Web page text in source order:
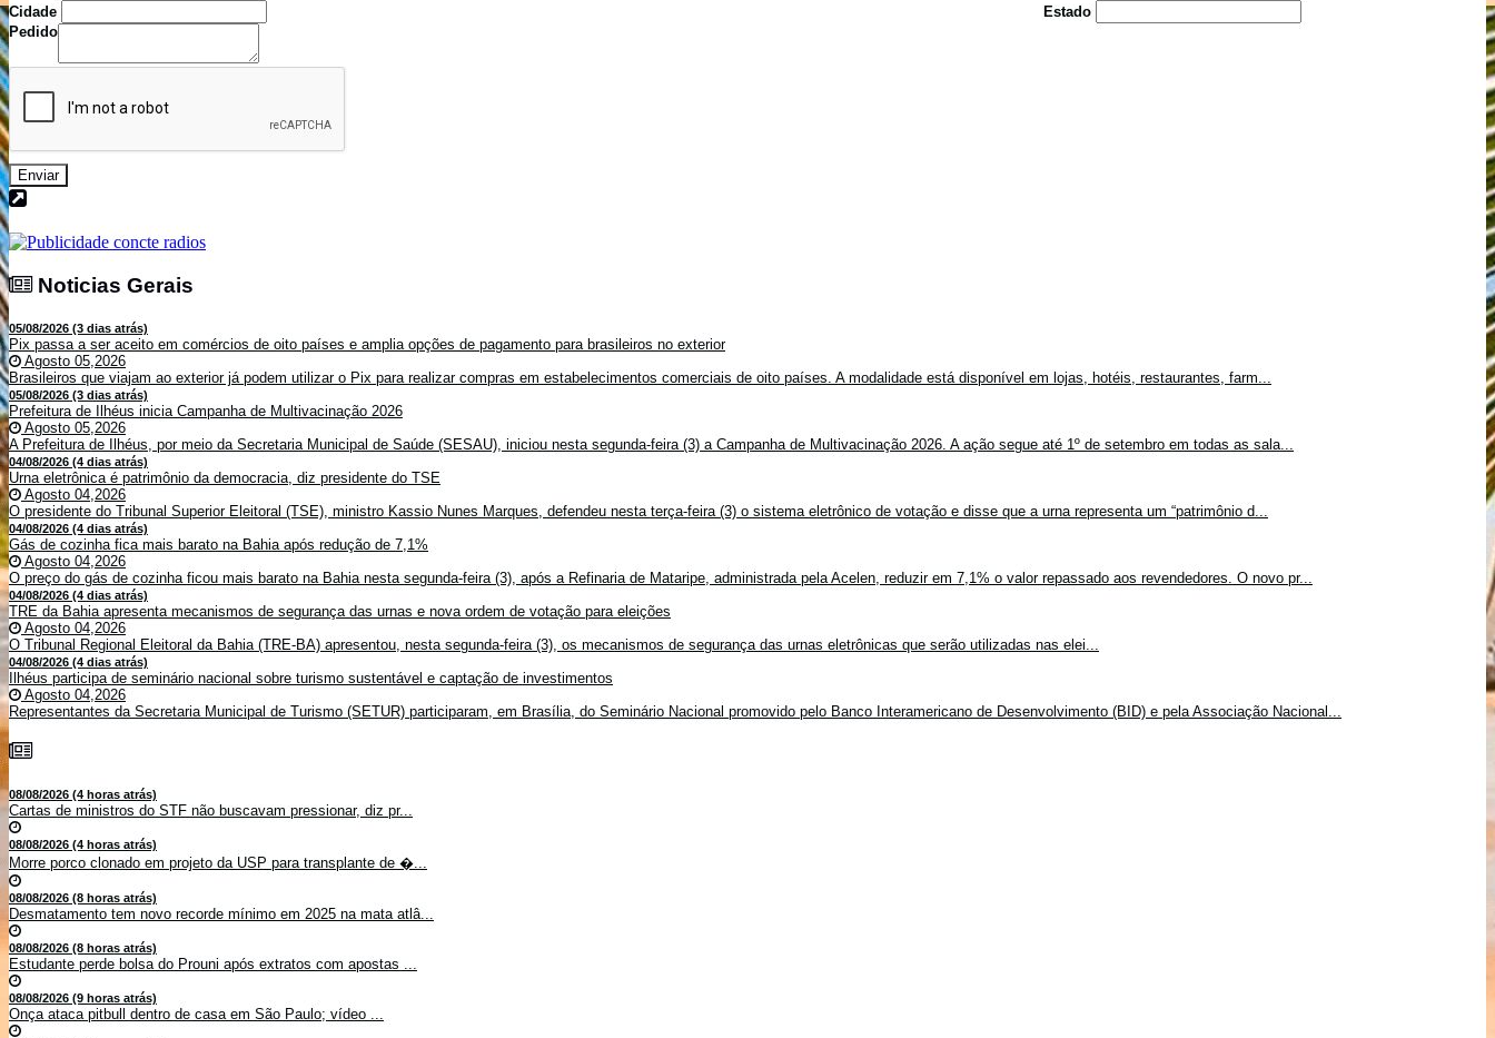
Cidade
Estado
Pedido
Enviar
Noticias Gerais
05/08/2026 (3 dias atrás)
Pix passa a ser aceito em comércios de oito países e amplia opções de pagamento para brasileiros no exterior
Agosto 05,2026
Brasileiros que viajam ao exterior já podem utilizar o Pix para realizar compras em estabelecimentos comerciais de oito países. A modalidade está disponível em lojas, hotéis, restaurantes, farm...
05/08/2026 (3 dias atrás)
Prefeitura de Ilhéus inicia Campanha de Multivacinação 2026
Agosto 05,2026
A Prefeitura de Ilhéus, por meio da Secretaria Municipal de Saúde (SESAU), iniciou nesta segunda-feira (3) a Campanha de Multivacinação 2026. A ação segue até 1º de setembro em todas as sala...
04/08/2026 (4 dias atrás)
Urna eletrônica é patrimônio da democracia, diz presidente do TSE
Agosto 04,2026
O presidente do Tribunal Superior Eleitoral (TSE), ministro Kassio Nunes Marques, defendeu nesta terça-feira (3) o sistema eletrônico de votação e disse que a urna representa um “patrimônio d...
04/08/2026 (4 dias atrás)
Gás de cozinha fica mais barato na Bahia após redução de 7,1%
Agosto 04,2026
O preço do gás de cozinha ficou mais barato na Bahia nesta segunda-feira (3), após a Refinaria de Mataripe, administrada pela Acelen, reduzir em 7,1% o valor repassado aos revendedores. O novo pr...
04/08/2026 (4 dias atrás)
TRE da Bahia apresenta mecanismos de segurança das urnas e nova ordem de votação para eleições
Agosto 04,2026
O Tribunal Regional Eleitoral da Bahia (TRE-BA) apresentou, nesta segunda-feira (3), os mecanismos de segurança das urnas eletrônicas que serão utilizadas nas elei...
04/08/2026 (4 dias atrás)
Ilhéus participa de seminário nacional sobre turismo sustentável e captação de investimentos
Agosto 04,2026
Representantes da Secretaria Municipal de Turismo (SETUR) participaram, em Brasília, do Seminário Nacional promovido pelo Banco Interamericano de Desenvolvimento (BID) e pela Associação Nacional...
08/08/2026 (4 horas atrás)
Cartas de ministros do STF não buscavam pressionar, diz pr...
08/08/2026 (4 horas atrás)
Morre porco clonado em projeto da USP para transplante de �...
08/08/2026 (8 horas atrás)
Desmatamento tem novo recorde mínimo em 2025 na mata atlâ...
08/08/2026 (8 horas atrás)
Estudante perde bolsa do Prouni após extratos com apostas ...
08/08/2026 (9 horas atrás)
Onça ataca pitbull dentro de casa em São Paulo; vídeo ...